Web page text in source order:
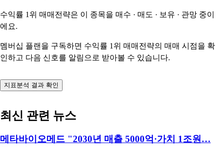
수익률 1위 매매전략은 이 종목을 매수 · 매도 · 보유 · 관망 중이
에요.
멤버십 플랜을 구독하면 수익률 1위 매매전략의 매매 시점을 확
인하고 다음 신호를 알림으로 받아볼 수 있습니다.
지표분석 결과 확인
최신 관련 뉴스
메타바이오메드 "2030년 매출 5000억·가치 1조원…